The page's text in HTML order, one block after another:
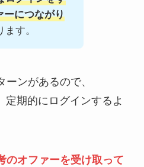
ーにつながり
す。
ンがあるので、
定期的にログインするよ
のオファーを受け取って